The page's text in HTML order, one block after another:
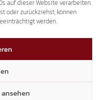
auf dieser Website verarbeiten.
oder zurückziehst, können
werden.